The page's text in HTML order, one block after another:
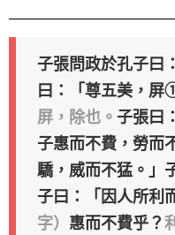
子張問政於孔子曰
曰：「尊五美，屏
屏，除也。 子張曰
子惠而不費，勞而
驕，威而不猛。」
子曰：「因人所利
字） 惠而不費乎？